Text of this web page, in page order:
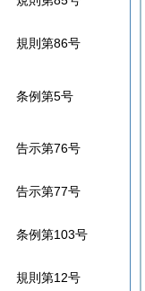
規則第86号
条例第5号
告示第76号
告示第77号
条例第103号
規則第12号